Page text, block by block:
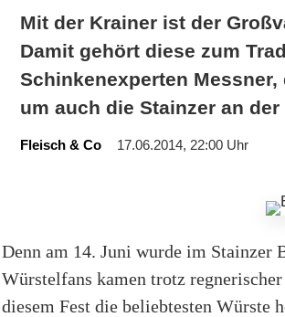
Mit der Krainer ist der
Damit gehört diese zum
Schinkenexperten
um auch die Stainzer an
Fleisch & Co 17.06.2014, 22:00 Uhr
Denn am 14. Juni wurde im Stainzer
Würstelfans kamen trotz
diesem Fest die beliebtesten Würste